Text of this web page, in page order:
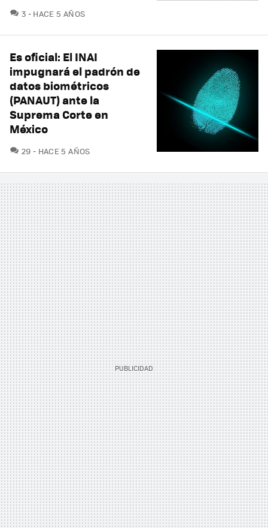
3 COMENTARIOS
HACE 5 AÑOS
Es oficial: El INAI
impugnará el padrón de
datos biométricos
(PANAUT) ante la
Suprema Corte en
México
29 COMENTARIOS
HACE 5 AÑOS